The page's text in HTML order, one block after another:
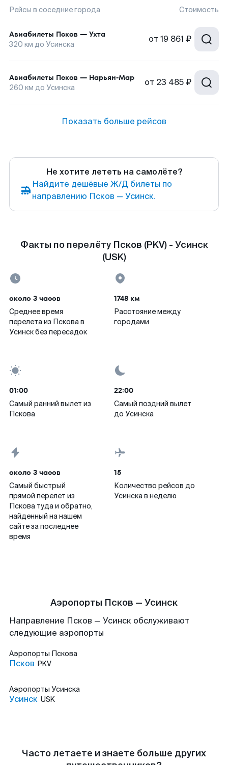
Рейсы в соседние города Стоимость
Авиабилеты Псков — Ухта
320 км до Усинска от 19 861 ₽
Авиабилеты Псков — Нарьян-Мар
260 км до Усинска от 23 485 ₽
Показать больше рейсов
Не хотите лететь на самолёте?
Найдите дешёвые Ж/Д билеты по
направлению Псков — Усинск.
Факты по перелёту Псков (PKV) - Усинск
(USK)
около 3 часов
Среднее время
перелета из Пскова в
Усинск без пересадок
1748 км
Расстояние между
городами
01:00
Самый ранний вылет из
Пскова
22:00
Самый поздний вылет
до Усинска
около 3 часов
Самый быстрый
прямой перелет из
Пскова туда и обратно,
найденный на нашем
сайте за последнее
время
15
Количество рейсов до
Усинска в неделю
Аэропорты Псков — Усинск
Направление Псков — Усинск обслуживают
следующие аэропорты
Аэропорты Пскова
Псков PKV
Аэропорты Усинска
Усинск USK
Часто летаете и знаете больше других